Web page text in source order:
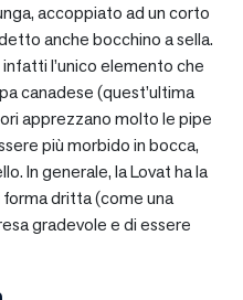
accoppiato ad un corto
anche bocchino a sella.
l’unico elemento che
canadese (quest’ultima
apprezzano molto le pipe
più morbido in bocca,
In generale, la Lovat ha la
dritta (come una
gradevole e di essere